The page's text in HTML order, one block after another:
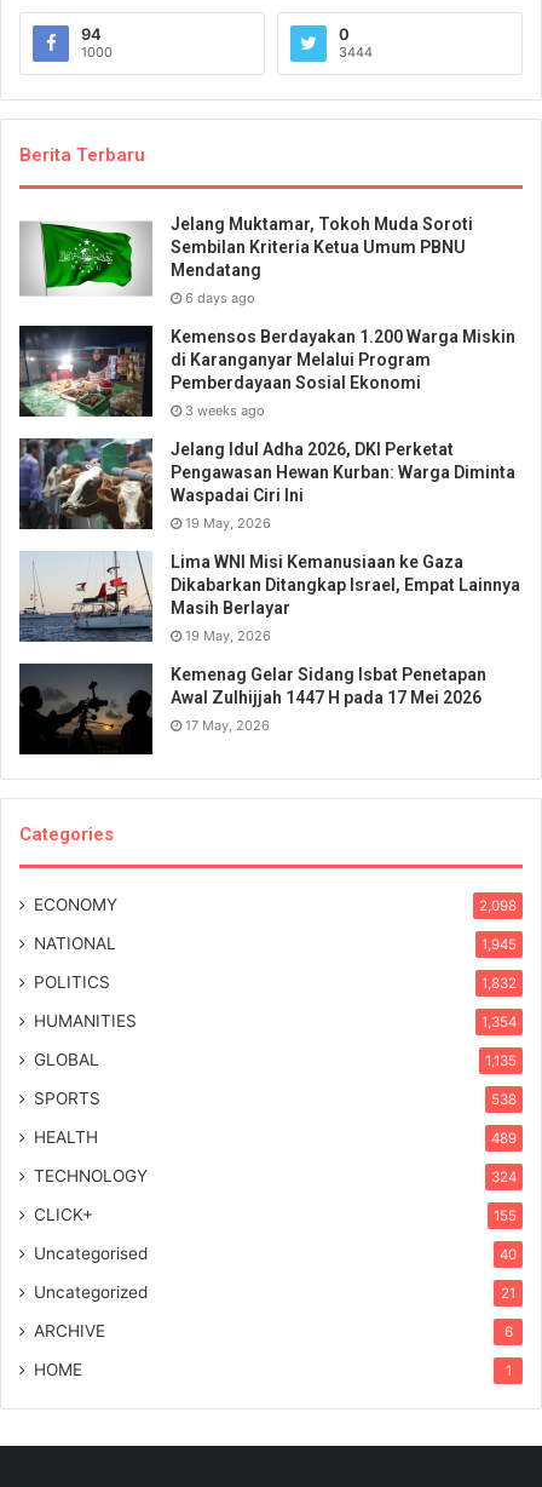
94
1000
0
3444
Berita Terbaru
Jelang Muktamar, Tokoh Muda Soroti
Sembilan Kriteria Ketua Umum PBNU
Mendatang
6 days ago
Kemensos Berdayakan 1.200 Warga Miskin
di Karanganyar Melalui Program
Pemberdayaan Sosial Ekonomi
3 weeks ago
Jelang Idul Adha 2026, DKI Perketat
Pengawasan Hewan Kurban: Warga Diminta
Waspadai Ciri Ini
19 May, 2026
Lima WNI Misi Kemanusiaan ke Gaza
Dikabarkan Ditangkap Israel, Empat Lainnya
Masih Berlayar
19 May, 2026
Kemenag Gelar Sidang Isbat Penetapan
Awal Zulhijjah 1447 H pada 17 Mei 2026
17 May, 2026
Categories
ECONOMY 2,098
NATIONAL 1,945
POLITICS 1,832
HUMANITIES 1,354
GLOBAL 1,135
SPORTS 538
HEALTH 489
TECHNOLOGY 324
CLICK+ 155
Uncategorised 40
Uncategorized 21
ARCHIVE 6
HOME 1